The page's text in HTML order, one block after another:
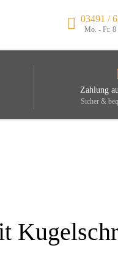
03491 /
Mo. - Fr. 8
Zahlung
Sicher &